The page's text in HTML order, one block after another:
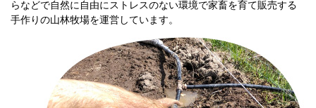
らなどで自然に自由にストレスのない環境で家畜を育て販売する
手作りの山林牧場を運営しています。